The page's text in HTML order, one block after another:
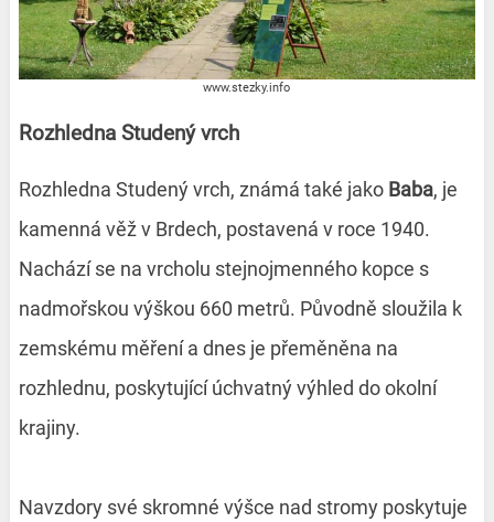
www.stezky.info
Rozhledna Studený vrch
Rozhledna Studený vrch, známá také jako Baba, je
kamenná věž v Brdech, postavená v roce 1940.
Nachází se na vrcholu stejnojmenného kopce s
nadmořskou výškou 660 metrů. Původně sloužila k
zemskému měření a dnes je přeměněna na
rozhlednu, poskytující úchvatný výhled do okolní
krajiny.
Navzdory své skromné výšce nad stromy poskytuje